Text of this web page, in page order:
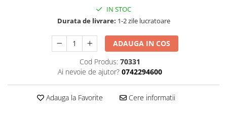
IN STOC
Durata de livrare: 1-2 zile lucratoare
ADAUGA IN COS
Cod Produs: 70331
Ai nevoie de ajutor? 0742294600
Adauga la Favorite Cere informatii